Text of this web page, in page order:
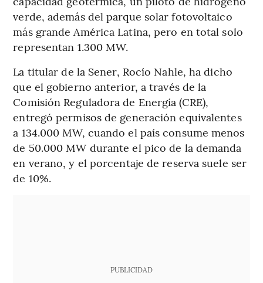
verde, además del parque solar fotovoltaico
más grande América Latina, pero en total solo
representan 1.300 MW.
La titular de la Sener, Rocío Nahle, ha dicho
que el gobierno anterior, a través de la
Comisión Reguladora de Energía (CRE),
entregó permisos de generación equivalentes
a 134.000 MW, cuando el país consume menos
de 50.000 MW durante el pico de la demanda
en verano, y el porcentaje de reserva suele ser
de 10%.
PUBLICIDAD